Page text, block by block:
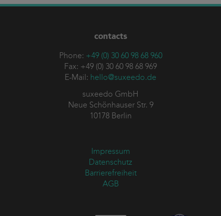
contacts
Phone: +49 (0) 30 60 98 68 960
Fax: +49 (0) 30 60 98 68 969
E-Mail: hello@suxeedo.de
suxeedo GmbH
Neue Schönhauser Str. 9
10178 Berlin
Impressum
Datenschutz
Barrierefreiheit
AGB